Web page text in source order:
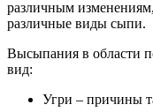
различным
различные виды сыпи.
Высыпания в области
вид:
Угри – причины